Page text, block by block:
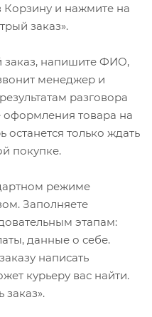
Корзину и нажмите на
заказ».
заказ, напишите ФИО,
менеджер и
разговора
товара на
останется только ждать
покупке.
режиме
Заполняете
этапам:
данные о себе.
написать
курьеру вас найти.